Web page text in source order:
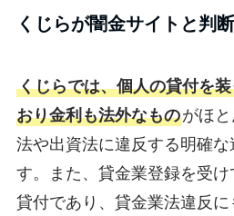
くじらが闇金サイトと判
くじらでは、個人の貸付を
おり金利も法外なものがほ
法や出資法に違反する明確な
す。また、貸金業登録を受
貸付であり、貸金業法違反に